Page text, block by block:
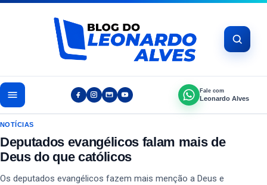
Pular para o conteúdo
Fale com
Leonardo Alves
NOTÍCIAS
Deputados evangélicos falam mais de
Deus do que católicos
Os deputados evangélicos fazem mais menção a Deus e